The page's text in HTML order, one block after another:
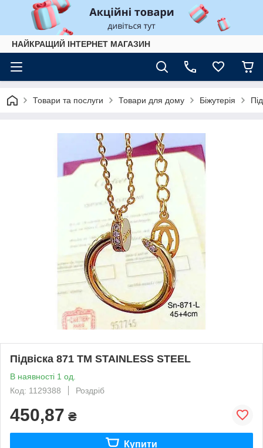
НАЙКРАЩИЙ ІНТЕРНЕТ МАГАЗИН
Товари та послуги Товари для дому Біжутерія
Пiдвiска 871 ТМ STAINLESS STEEL
В наявності 1 од.
Код: 1129388
Роздріб
450,87 ₴
Купити